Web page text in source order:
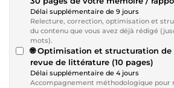
Délai supplémentaire de 9 jours
Relecture, correction, optimisation et
du contenu que vous avez déjà rédigé
mots).
🌐 Optimisation et structuration de
revue de littérature (10 pages)
Délai supplémentaire de 4 jours
Accompagnement méthodologique pour